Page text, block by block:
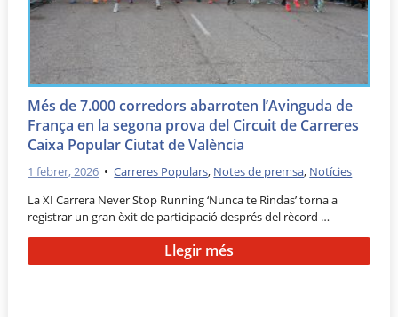
Més de 7.000 corredors abarroten l’Avinguda de
França en la segona prova del Circuit de Carreres
Caixa Popular Ciutat de València
1 febrer, 2026 •Carreres Populars, Notes de premsa, Notícies
La XI Carrera Never Stop Running ‘Nunca te Rindas’ torna a
registrar un gran èxit de participació després del rècord …
Llegir més